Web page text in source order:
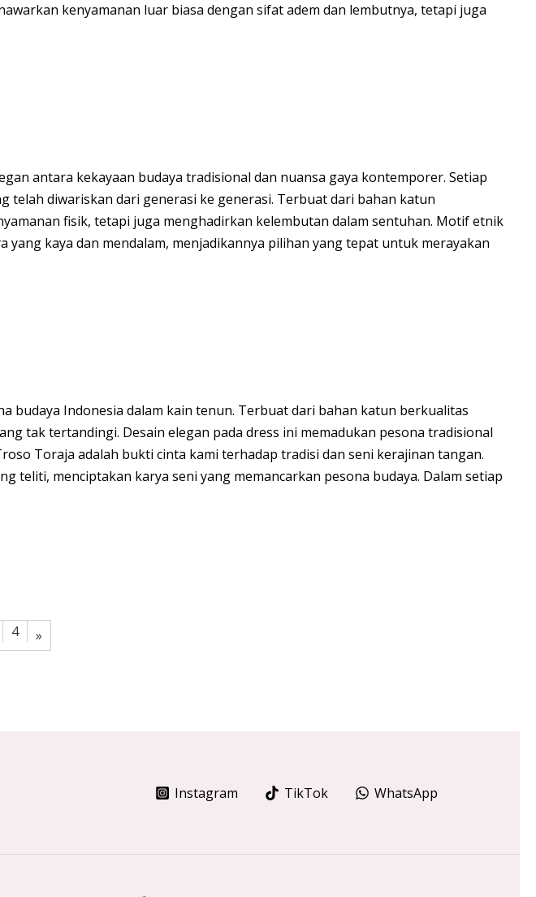
4 »
Instagram TikTok WhatsApp